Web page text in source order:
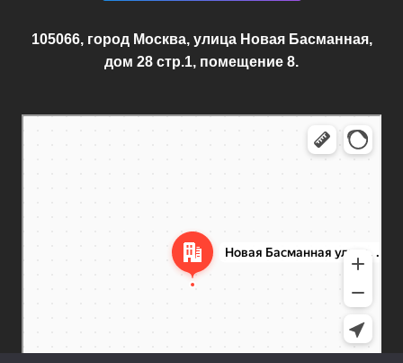
105066, город Москва, улица Новая Басманная,
дом 28 стр.1, помещение 8.